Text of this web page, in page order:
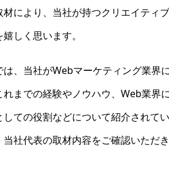
材により、当社が持つクリエイティ
しく思います。
は、当社がWebマーケティング業界
れまでの経験やノウハウ、Web業界
しての役割などについて紹介されてい
当社代表の取材内容をご確認いただ